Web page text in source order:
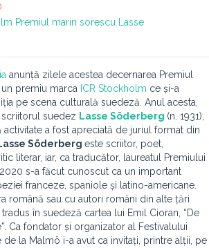
Premiul marin sorescu
Lasse
anunță zilele acestea decernarea Premiul
premiu marca ICR Stockholm ce și-a
pe scena culturală suedeză. Anul acesta,
suedez Lasse Söderberg (n. 1931),
activitate a fost apreciată de juriul format din
Söderberg este scriitor, poet,
literar, iar, ca traducător, laureatul Premiului
s-a făcut cunoscut ca un important
franceze, spaniole și latino-americane.
română sau cu autori români din alte țări
în suedeză cartea lui Emil Cioran, “De
Ca fondator și organizator al Festivalului
de la Malmö i-a avut ca invitați, printre alții, pe